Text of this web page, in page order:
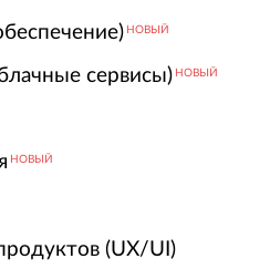
НОВЫЙ
сервисы) НОВЫЙ
НОВЫЙ
(UX/UI)